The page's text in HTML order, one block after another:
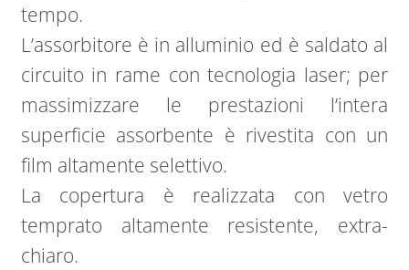
tempo.
L’assorbitore è in alluminio ed è saldato al
circuito in rame con tecnologia laser; per
massimizzare le prestazioni l’intera
superficie assorbente è rivestita con un
film altamente selettivo.
La copertura è realizzata con vetro
temprato altamente resistente, extra-
chiaro.